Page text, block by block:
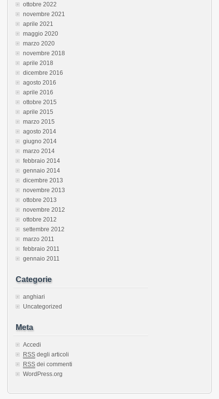
ottobre 2022
novembre 2021
aprile 2021
maggio 2020
marzo 2020
novembre 2018
aprile 2018
dicembre 2016
agosto 2016
aprile 2016
ottobre 2015
aprile 2015
marzo 2015
agosto 2014
giugno 2014
marzo 2014
febbraio 2014
gennaio 2014
dicembre 2013
novembre 2013
ottobre 2013
novembre 2012
ottobre 2012
settembre 2012
marzo 2011
febbraio 2011
gennaio 2011
Categorie
anghiari
Uncategorized
Meta
Accedi
RSS degli articoli
RSS dei commenti
WordPress.org